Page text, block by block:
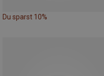
Du sparst 10%